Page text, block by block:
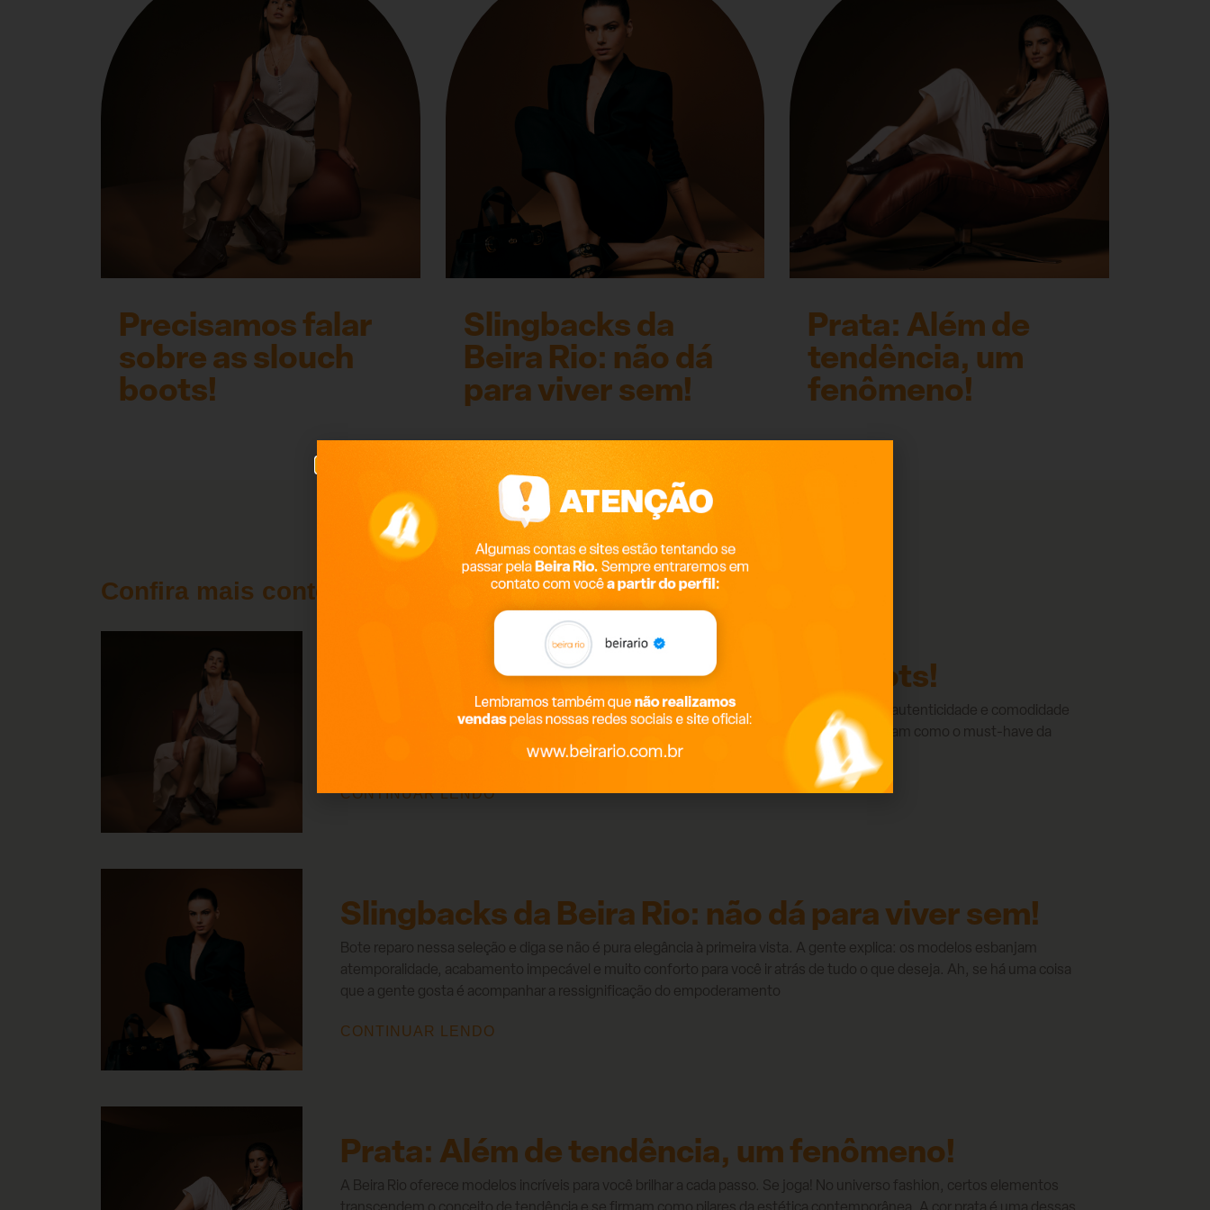
Precisamos falar
sobre as slouch
boots!
Slingbacks da
Beira Rio: não dá
para viver sem!
Prata: Além de
tendência, um
fenômeno!
Confira mais conteúdos
Precisamos falar sobre as slouch boots!
Descubra por que ela é a sensação da temporada e de como entrega, ao mesmo tempo, autenticidade e comodidade
ao look. Se for da Beira Rio, então… Na onda do revival fashion, as slouch boots se reafirmam como o must-have da
temporada. Essa bota-desejo, que equilibra magistralmente autoralidade e conforto,
CONTINUAR LENDO
Slingbacks da Beira Rio: não dá para viver sem!
Bote reparo nessa seleção e diga se não é pura elegância à primeira vista. A gente explica: os modelos esbanjam
atemporalidade, acabamento impecável e muito conforto para você ir atrás de tudo o que deseja. Ah, se há uma coisa
que a gente gosta é acompanhar a ressignificação do empoderamento
CONTINUAR LENDO
Prata: Além de tendência, um fenômeno!
A Beira Rio oferece modelos incríveis para você brilhar a cada passo. Se joga! No universo fashion, certos elementos